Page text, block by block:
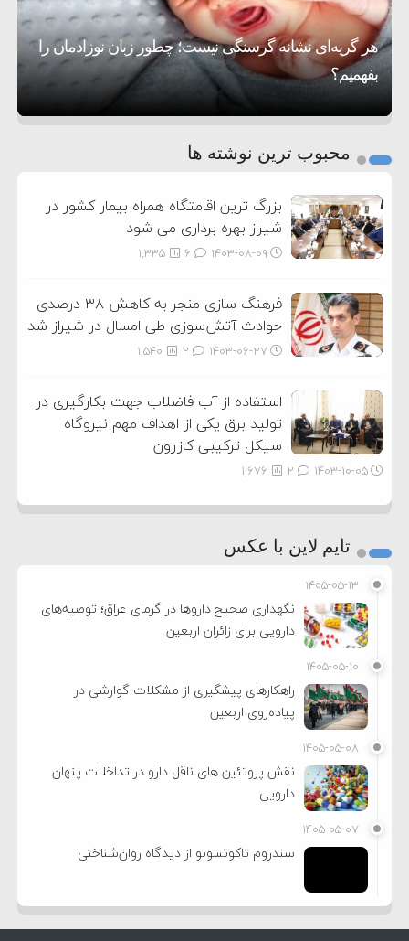
به آمریکا در حملات به ایران
کشورهایی که به متجاوزان کمک می کنند پاسخ
سختی خواهند گرفت
۱۰:۱۵
سنتکام پایان تجاوز جدید به ایران را اعلام کرد ۶:۰۵
هر گریه‌ای نشانه گرسنگی نیست؛ چطور زبان نوزادمان را
بفهمیم؟
تغذیه پدر می‌تواند بر سلامت نوزاد تأثیر بگذارد
روی دیگر زندگی
2
محبوب ترین نوشته ها
بزرگ ترین اقامتگاه همراه بیمار کشور در
شیراز بهره برداری می شود
۱۴۰۳-۰۸-۰۹ 1,335
فرهنگ سازی منجر به کاهش ۳۸ درصدی
حوادث آتش‌سوزی طی امسال در شیراز شد
۱۴۰۳-۰۶-۲۷ 1,540
استفاده از آب فاضلاب جهت بکارگیری در
تولید برق یکی از اهداف مهم نیروگاه
سیکل ترکیبی کازرون
۱۴۰۳-۱۰-۰۵ 1,676
تایم لاین با عکس
۱۴۰۵-۰۵-۱۳
نگهداری صحیح داروها در گرمای عراق؛ توصیه‌های
دارویی برای زائران اربعین
۱۴۰۵-۰۵-۱۰
راهکارهای پیشگیری از مشکلات گوارشی در
پیاده‌روی اربعین
۱۴۰۵-۰۵-۰۸
نقش پروتئین های ناقل دارو در تداخلات پنهان
دارویی
۱۴۰۵-۰۵-۰۷
سندروم تاکوتسوبو از دیدگاه روان‌شناختی